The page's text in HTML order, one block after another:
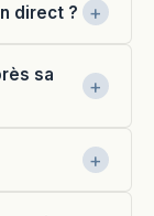
direct ?
sa